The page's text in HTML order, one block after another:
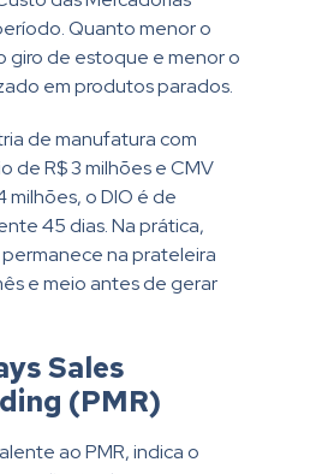
Quanto menor o
giro de estoque e menor o
em produtos parados.
de manufatura com
de R$ 3 milhões e CMV
milhões, o DIO é de
45 dias. Na prática,
na prateleira
e meio antes de gerar
Sales
(PMR)
ao PMR, indica o